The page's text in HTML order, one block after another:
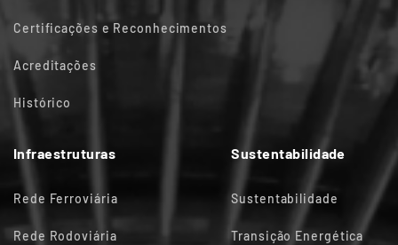
Certificações e Reconhecimentos
Acreditações
Histórico
Infraestruturas
Rede Ferroviária
Rede Rodoviária
Sustentabilidade
Sustentabilidade
Transição Energética